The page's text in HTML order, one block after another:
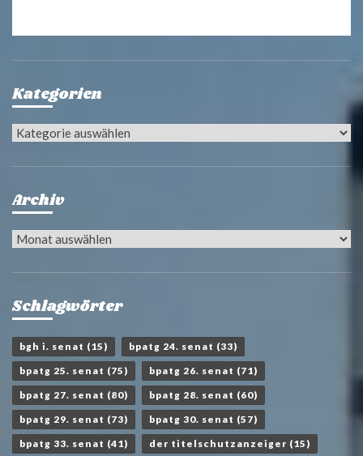
Kategorien
Kategorien
Archiv
Archiv
Schlagwörter
bgh i. senat (15) bpatg 24. senat (33)
bpatg 25. senat (75) bpatg 26. senat (71)
bpatg 27. senat (80) bpatg 28. senat (60)
bpatg 29. senat (73) bpatg 30. senat (57)
bpatg 33. senat (41) der titelschutzanzeiger (15)